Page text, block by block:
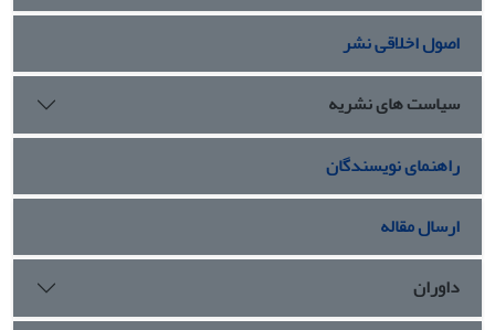
اصول اخلاقی نشر
سیاست های نشریه
راهنمای نویسندگان
ارسال مقاله
داوران